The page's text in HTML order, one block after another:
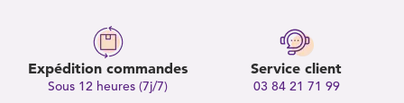
Expédition commandes
Sous 12 heures (7j/7)
Service client
03 84 21 71 99